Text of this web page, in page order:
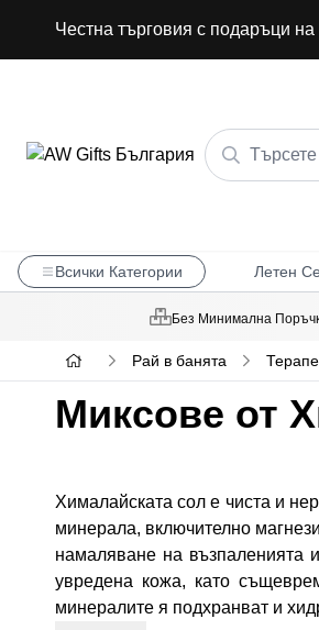
Честна търговия с подаръци на
Всички Категории Летен
Без Минимална
Рай в банята
Миксове от
Хималайската сол е чиста и
минерала, включително
намаляване на възпаленията
увредена кожа, като
минералите я подхранват и